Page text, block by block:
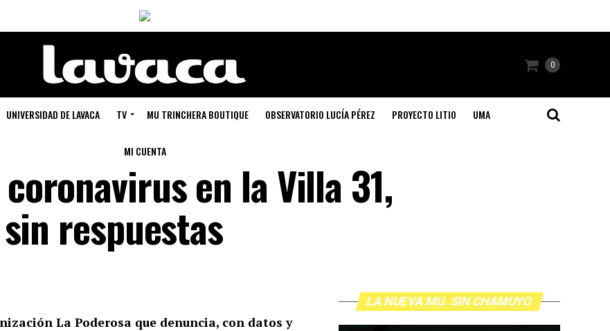
0
UNIVERSIDAD DE LAVACA TV MU TRINCHERA BOUTIQUE OBSERVATORIO LUCÍA PÉREZ PROYECTO LITIO UMA
MI CUENTA
en la Villa 31,
respuestas
La Poderosa que denuncia, con datos y
LA NUEVA MU. SIN CHAMUYO